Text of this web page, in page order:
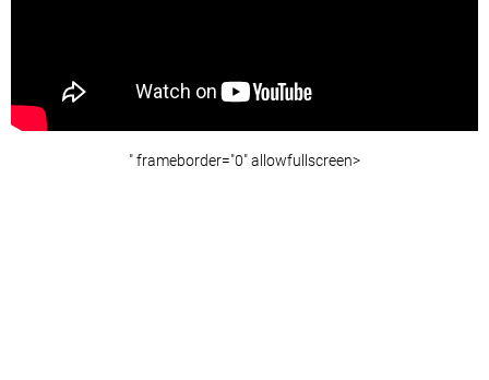
" frameborder="0" allowfullscreen>